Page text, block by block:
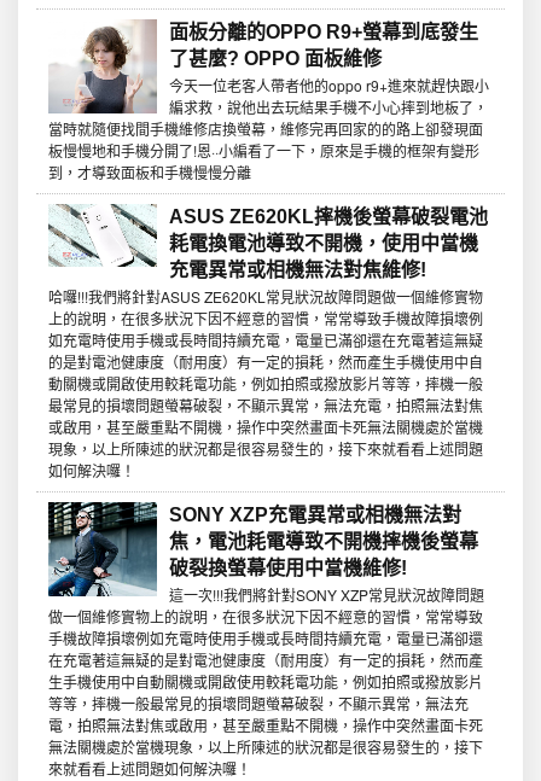
面板分離的OPPO R9+螢幕到底發生
了甚麼? OPPO 面板維修
今天一位老客人帶者他的oppo r9+進來就趕快跟小
編求救，說他出去玩結果手機不小心摔到地板了，
當時就隨便找間手機維修店換螢幕，維修完再回家的的路上卻發現面
板慢慢地和手機分開了!恩··小編看了一下，原來是手機的框架有變形
到，才導致面板和手機慢慢分離
ASUS ZE620KL摔機後螢幕破裂電池
耗電換電池導致不開機，使用中當機
充電異常或相機無法對焦維修!
哈囉!!!我們將針對ASUS ZE620KL常見狀況故障問題做一個維修實物
上的說明，在很多狀況下因不經意的習慣，常常導致手機故障損壞例
如充電時使用手機或長時間持續充電，電量已滿卻還在充電著這無疑
的是對電池健康度（耐用度）有一定的損耗，然而產生手機使用中自
動關機或開啟使用較耗電功能，例如拍照或撥放影片等等，摔機一般
最常見的損壞問題螢幕破裂，不顯示異常，無法充電，拍照無法對焦
或啟用，甚至嚴重點不開機，操作中突然畫面卡死無法關機處於當機
現象，以上所陳述的狀況都是很容易發生的，接下來就看看上述問題
如何解決囉！
SONY XZP充電異常或相機無法對
焦，電池耗電導致不開機摔機後螢幕
破裂換螢幕使用中當機維修!
這一次!!!我們將針對SONY XZP常見狀況故障問題
做一個維修實物上的說明，在很多狀況下因不經意的習慣，常常導致
手機故障損壞例如充電時使用手機或長時間持續充電，電量已滿卻還
在充電著這無疑的是對電池健康度（耐用度）有一定的損耗，然而產
生手機使用中自動關機或開啟使用較耗電功能，例如拍照或撥放影片
等等，摔機一般最常見的損壞問題螢幕破裂，不顯示異常，無法充
電，拍照無法對焦或啟用，甚至嚴重點不開機，操作中突然畫面卡死
無法關機處於當機現象，以上所陳述的狀況都是很容易發生的，接下
來就看看上述問題如何解決囉！